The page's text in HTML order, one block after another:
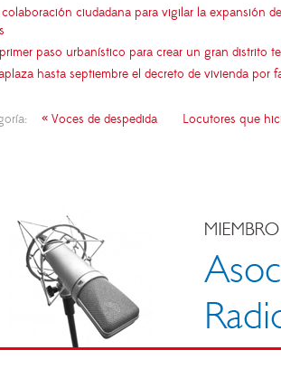
ciudadana para vigilar la expansión
paso urbanístico para crear un gran distrito
hasta septiembre el decreto de vivienda por
« Voces de despedida Locutores que